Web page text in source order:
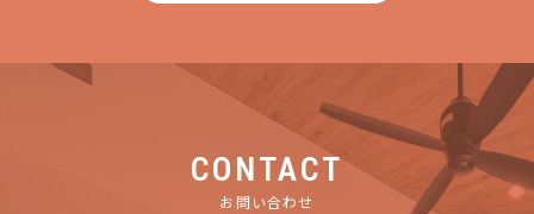
CONTACT
お問い合わせ